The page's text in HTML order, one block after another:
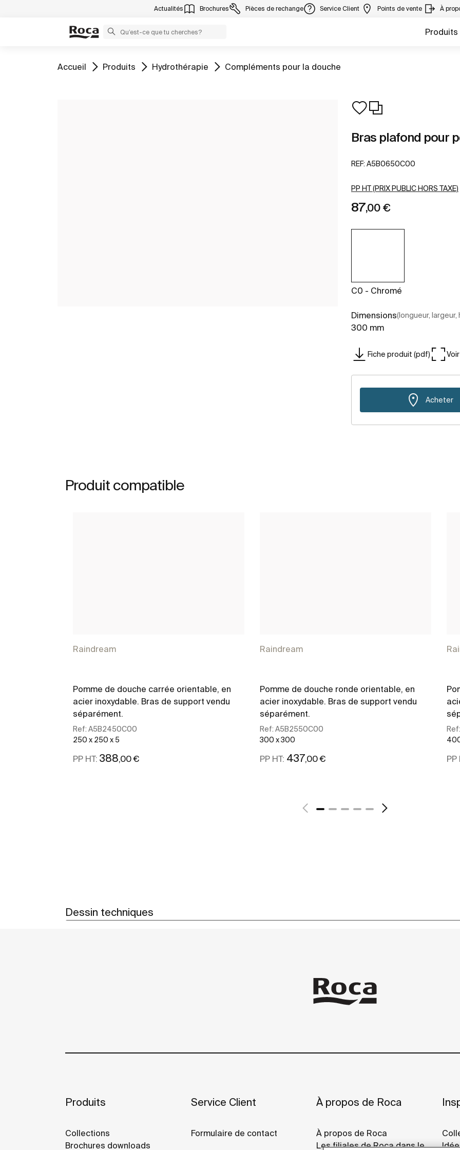
Actualités Brochures Pièces de rechange Service Client Points de vente À
Produits
Aller à
Accueil Aller à
Produits Aller à
Hydrothérapie Aller à
Compléments pour la douche
Bras plafond pour
REF: A5B0650C00
PP HT (PRIX PUBLIC HORS TAXE)
87,00 €
C0 - Chromé
Dimensions(longueur, largeur,
300 mm
Fiche produit (pdf)
Acheter
Produit compatible
Raindream
Pomme de douche carrée orientable, en
acier inoxydable. Bras de support vendu
séparément.
Ref: A5B2450C00
250 x 250 x 5
PP HT: 388,00 €
Raindream
Pomme de douche ronde orientable, en
acier inoxydable. Bras de support vendu
séparément.
Ref: A5B2550C00
300 x 300
PP HT: 437,00 €
Ref:
PP
Dessin techniques
Produits
Collections
Brochures downloads
Service Client
Formulaire de contact
À propos de Roca
À propos de Roca
Les filiales de Roca dans le